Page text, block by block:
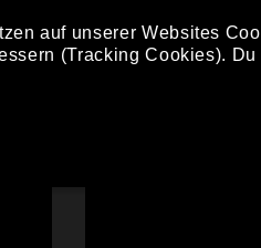
DIE
auf unserer Websites
(Tracking Cookies).